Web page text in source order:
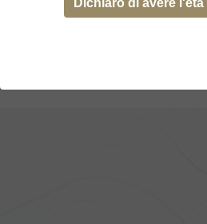
Dichiaro di avere